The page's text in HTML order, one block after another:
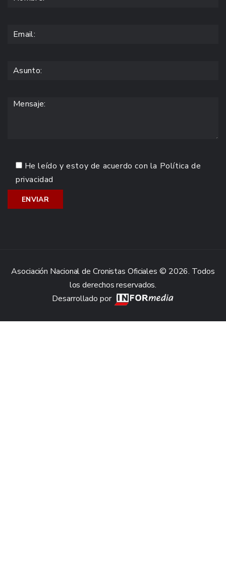
He leído y estoy de acuerdo con la Política de
privacidad
Asociación Nacional de Cronistas Oficiales © 2026. Todos
los derechos reservados.
Desarrollado por